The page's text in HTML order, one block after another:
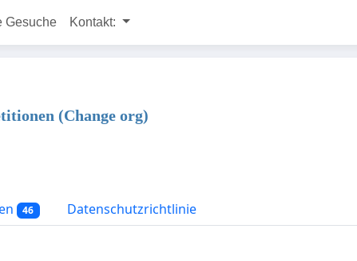
Gesuche Kontakt:
(Change org)
46 Datenschutzrichtlinie